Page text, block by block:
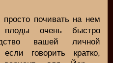
почивать на нем
очень быстро
вашей личной
говорить кратко,